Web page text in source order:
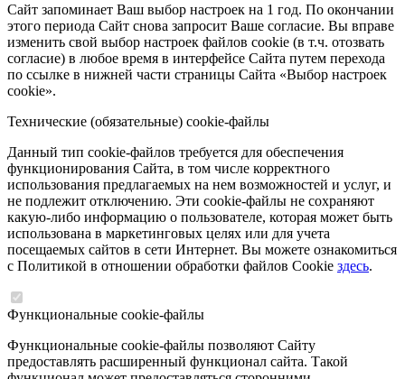
Сайт запоминает Ваш выбор настроек на 1 год. По окончании
этого периода Сайт снова запросит Ваше согласие. Вы вправе
изменить свой выбор настроек файлов cookie (в т.ч. отозвать
согласие) в любое время в интерфейсе Сайта путем перехода
по ссылке в нижней части страницы Сайта «Выбор настроек
cookie».
Технические (обязательные) cookie-файлы
Данный тип cookie-файлов требуется для обеспечения
функционирования Сайта, в том числе корректного
использования предлагаемых на нем возможностей и услуг, и
не подлежит отключению. Эти cookie-файлы не сохраняют
какую-либо информацию о пользователе, которая может быть
использована в маркетинговых целях или для учета
посещаемых сайтов в сети Интернет. Вы можете ознакомиться
с Политикой в отношении обработки файлов Cookie здесь.
Функциональные cookie-файлы
Функциональные cookie-файлы позволяют Сайту
предоставлять расширенный функционал сайта. Такой